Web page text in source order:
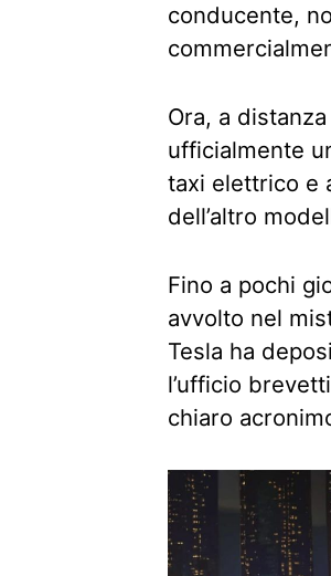
conducente,
Ora, a
ufficialmente
taxi elettrico e
dell’altro
Fino a pochi
avvolto nel
Tesla ha
l’ufficio
chiaro